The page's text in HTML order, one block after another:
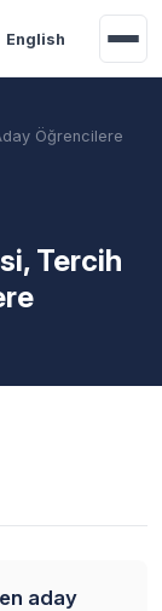
English
Öğrencilere
Tercih
aday